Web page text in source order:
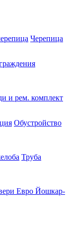
Черепица
и рем. комплект
Обустройство
Труба
Евро Йошкар-